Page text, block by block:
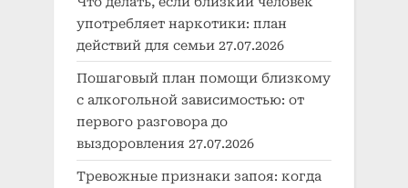
употребляет наркотики: план
действий для семьи 27.07.2026
Пошаговый план помощи близкому
с алкогольной зависимостью: от
первого разговора до
выздоровления 27.07.2026
Тревожные признаки запоя: когда